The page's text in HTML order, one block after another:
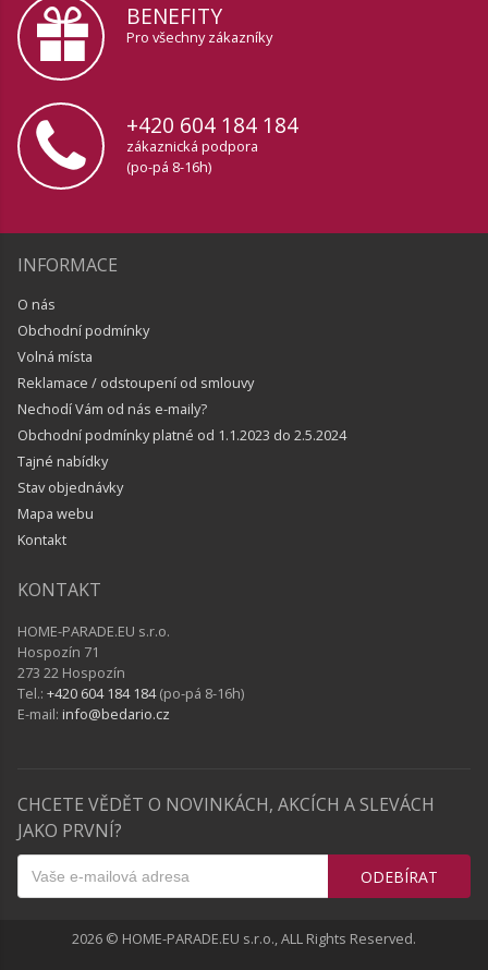
BENEFITY
Pro všechny zákazníky
+420 604 184 184
zákaznická podpora
(po-pá 8-16h)
INFORMACE
O nás
Obchodní podmínky
Volná místa
Reklamace / odstoupení od smlouvy
Nechodí Vám od nás e-maily?
Obchodní podmínky platné od 1.1.2023 do 2.5.2024
Tajné nabídky
Stav objednávky
Mapa webu
Kontakt
KONTAKT
HOME-PARADE.EU s.r.o.
Hospozín 71
273 22 Hospozín
Tel.: +420 604 184 184(po-pá 8-16h)
E-mail: info@bedario.cz
CHCETE VĚDĚT O NOVINKÁCH, AKCÍCH A SLEVÁCH
JAKO PRVNÍ?
ODEBÍRAT
2026 © HOME-PARADE.EU s.r.o., ALL Rights Reserved.